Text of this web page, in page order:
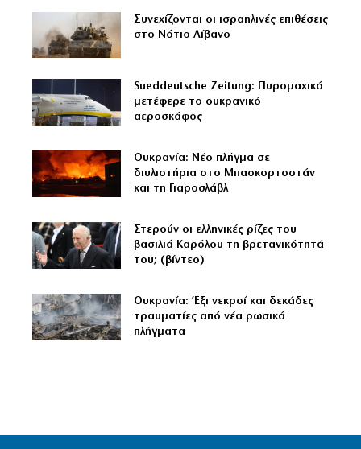
Συνεχίζονται οι ισραηλινές επιθέσεις
στο Νότιο Λίβανο
Sueddeutsche Zeitung: Πυρομαχικά
μετέφερε το ουκρανικό
αεροσκάφος
Ουκρανία: Νέο πλήγμα σε
διυλιστήρια στο Μπασκορτοστάν
και τη Γιαροσλάβλ
Στερούν οι ελληνικές ρίζες του
βασιλιά Καρόλου τη βρετανικότητά
του; (βίντεο)
Ουκρανία: Έξι νεκροί και δεκάδες
τραυματίες από νέα ρωσικά
πλήγματα